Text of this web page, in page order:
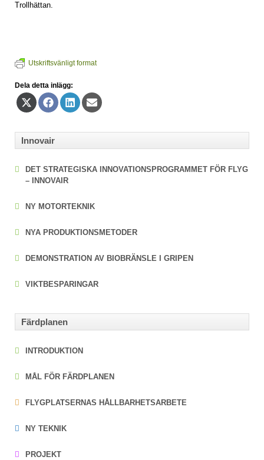
Trollhättan.
Utskriftsvänligt format
Dela detta inlägg:
Dela
på
Dela
på
Dela
på
Dela
på
Innovair
DET STRATEGISKA INNOVATIONS­PROGRAMMET FÖR FLYG
– INNOVAIR
NY MOTORTEKNIK
NYA PRODUKTIONSMETODER
DEMONSTRATION AV BIOBRÄNSLE I GRIPEN
VIKTBESPARINGAR
Färdplanen
INTRODUKTION
MÅL FÖR FÄRDPLANEN
FLYGPLATSERNAS HÅLLBARHETSARBETE
NY TEKNIK
PROJEKT